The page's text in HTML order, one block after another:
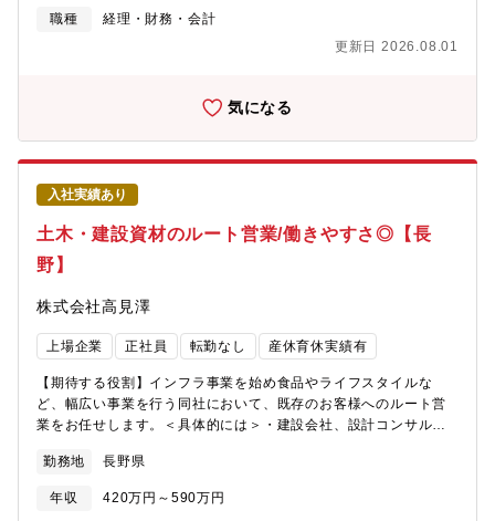
業務各セグメント及び子会社を担当し決算業務を行い、年４回の
す。【配属部署】管理財務部ー経理課６名各子会社・セグメント
はご経験されている業務、ご本人のご希望と適正を鑑み、少しず
つお任せしていきます。【同社の紹介コメント】同社は10業種の
多角化経営により、すでに持っている技術や生産設備、ノウハ
ウ、販売チャンネル、ブランドなどを共有し、より効率的で経済
的な事業展開ができることを最大の強みとしています。異なる業
種を展開していても経営資源を共有することによって、1+1=2で
はなく3にも4にもなるシナジー効果と呼ばれる相乗効果を生み出
しています。また、建設・燃料・食品・不動産など幅広い事業展
開により、不況の業種があったとしても他の事業でカバーができ
事業所もアットホームな雰囲気です。■充実した人事・教育制度を
整えており、各キャリアに応じた階層別・職種別の研修も実施
し、人材育成に力を入れています。■88種類の資格手当を対象に資
勉強しながらスキルUP、そして毎月の給料UPに繋がります。■福
利厚生は充実しており、当社保養所ほか全6つの福利厚生施設(ホ
テル、ジム等)を設けており、社員は積極的に利用しています。
【募集背景】組織体制強化のため。
職種
経理・財務・会計
更新日 2026.08.01
気になる
入社実績あり
土木・建設資材のルート営業/働きやすさ◎【長
野】
株式会社高見澤
上場企業 正社員 転勤なし 産休育休実績有
【期待する役割】インフラ事業を始め食品やライフスタイルな
ど、幅広い事業を行う同社において、既存のお客様へのルート営
業をお任せします。＜具体的には＞・建設会社、設計コンサル、
建設資材製品等)の販売やPRを行っていただきます。出張は基本あ
りません。【同社の紹介コメント】同社は10業種の多角化経営に
より、すでに持っている技術や生産設備、ノウハウ、販売チャン
勤務地 長野県
年収 420万円～590万円